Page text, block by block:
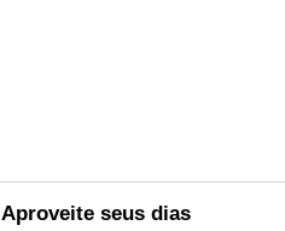
Aproveite seus dias